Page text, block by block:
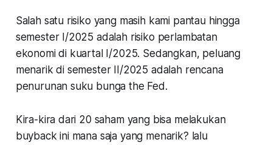
Salah satu risiko yang masih kami pantau hingga
semester I/2025 adalah risiko perlambatan
ekonomi di kuartal I/2025. Sedangkan, peluang
menarik di semester II/2025 adalah rencana
penurunan suku bunga the Fed.
Kira-kira dari 20 saham yang bisa melakukan
buyback ini mana saja yang menarik? lalu